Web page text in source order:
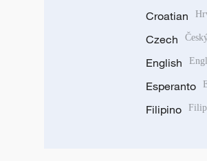
Croatian
Czech
English
Esperanto
Filipino